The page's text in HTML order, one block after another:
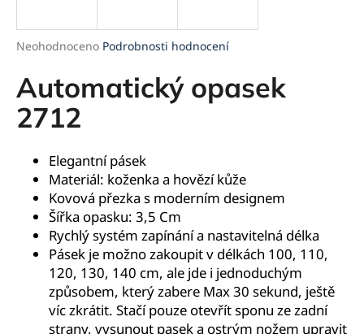
Průměrné
produktu
je
0,0
z
hvězdiček.
Neohodnoceno Podrobnosti hodnocení
Automatický opasek
2712
Elegantní pásek
Materiál: koženka a hovězí kůže
Kovová přezka s moderním designem
Šířka opasku: 3,5 Cm
Rychlý systém zapínání a nastavitelná délka
Pásek je možno zakoupit v délkách 100, 110,
120, 130, 140 cm, ale jde i jednoduchým
způsobem, který zabere Max 30 sekund, ještě
víc zkrátit. Stačí pouze otevřít sponu ze zadní
strany, vysunout pasek a ostrým nožem upravit
j
t
?
HLEDAT